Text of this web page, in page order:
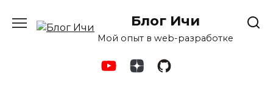
содержанию
Блог Ичи
Мой опыт в web-разработке